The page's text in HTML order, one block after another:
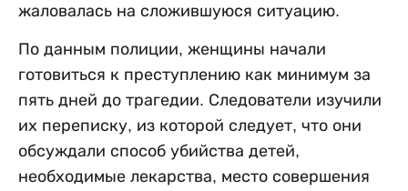
жаловалась на сложившуюся ситуацию.
По данным полиции, женщины начали
готовиться к преступлению как минимум за
пять дней до трагедии. Следователи изучили
их переписку, из которой следует, что они
обсуждали способ убийства детей,
необходимые лекарства, место совершения